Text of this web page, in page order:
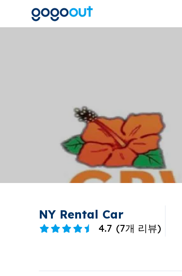
NY Rental Car
4.7 (7개 리뷰)